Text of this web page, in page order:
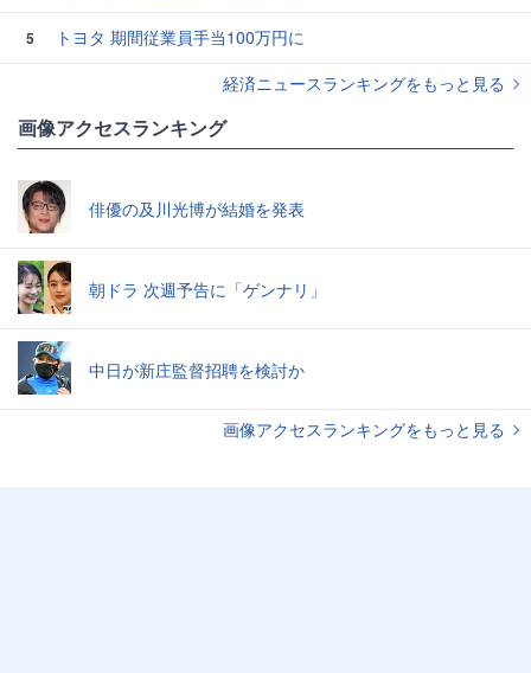
5
トヨタ 期間従業員手当100万円に
経済ニュースランキングをもっと見る
画像アクセスランキング
俳優の及川光博が結婚を発表
朝ドラ 次週予告に「ゲンナリ」
中日が新庄監督招聘を検討か
画像アクセスランキングをもっと見る